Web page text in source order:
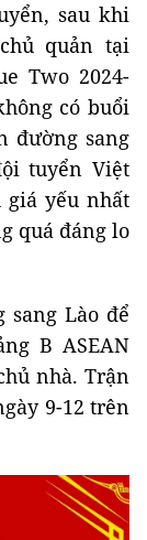
sau khi
quản tại
Two 2024-
có buổi
đường sang
tuyển Việt
giá yếu nhất
quá đáng lo
sang Lào để
B ASEAN
nhà. Trận
9-12 trên